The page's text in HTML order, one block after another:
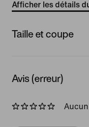
Afficher les détails
Taille et coupe
Avis (erreur)